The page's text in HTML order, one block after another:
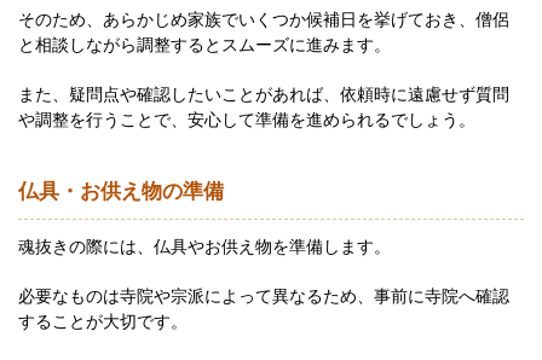
そのため、あらかじめ家族でいくつか候補日を挙げておき、僧侶
と相談しながら調整するとスムーズに進みます。
また、疑問点や確認したいことがあれば、依頼時に遠慮せず質問
や調整を行うことで、安心して準備を進められるでしょう。
仏具・お供え物の準備
魂抜きの際には、仏具やお供え物を準備します。
必要なものは寺院や宗派によって異なるため、事前に寺院へ確認
することが大切です。